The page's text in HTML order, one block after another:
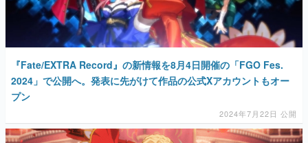
『Fate/EXTRA Record』の新情報を8月4日開催の「FGO Fes.
2024」で公開へ。発表に先がけて作品の公式Xアカウントもオー
プン
2024年7月22日 公開